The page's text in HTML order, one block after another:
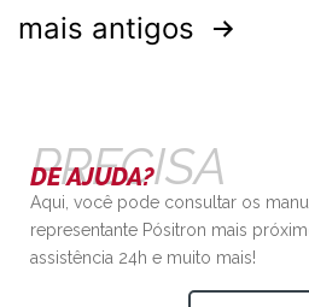
mais antigos
PRECISA
DE AJUDA?
Aqui, você pode consultar os
representante Pósitron mais
assistência 24h e muito mais!